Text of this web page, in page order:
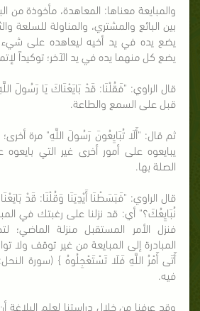
والمبايعة معناها: المعاهدة، مأخوذة من
بين البائع والمشتري، والمناولة للسلعة
يضع يده في يد أخيه ليعاهده على شيء
يضع كل منهما يده في يد الآخر؛ توكيداً
قال الراوي: "فَقُلْنَا: قَدْ بَايَعْنَاكَ يَا رَسُولَ
قبل على السمع والطاعة.
ثم قال: "أَلَا تُبَايِعُونَ رَسُولَ اللَّهِ" مرة أخرى؛
يبايعوه على أمور أخرى غير التي
الصلة بها.
قال الراوي: "فَبَسَطْنَا أَيْدِيَنَا وَقُلْنَا: قَدْ
نُبَايِعُكَ؟" أي: قد نزلنا على رغبتك في
فنزل الأمر المستقبل منزلة الماضي؛
المبادرة إلى المبايعة من غير توقف
فيه.
وقد عرفنا من خلال دراستنا لعلم البلاغة